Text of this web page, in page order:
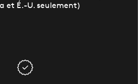
et É.-U. seulement)